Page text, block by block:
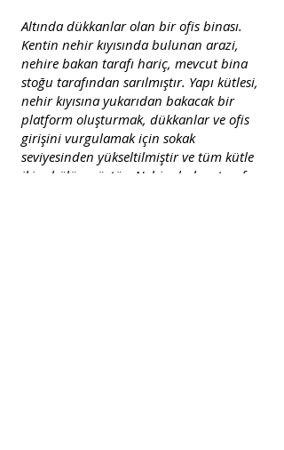
Altında dükkanlar olan bir ofis binası.
Kentin nehir kıyısında bulunan arazi,
nehire bakan tarafı hariç, mevcut bina
stoğu tarafından sarılmıştır. Yapı kütlesi,
nehir kıyısına yukarıdan bakacak bir
platform oluşturmak, dükkanlar ve ofis
girişini vurgulamak için sokak
seviyesinden yükseltilmiştir ve tüm kütle
ikiye bölünmüştür. Nehire bakan taraf